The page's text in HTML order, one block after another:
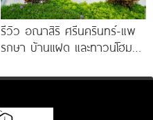
รีวิว อณาสิริ ศรีนครินทร์-แพ
รกษา บ้านแฝด และทาวน์โฮม
ทางด่วน และ BTS แพรกษา